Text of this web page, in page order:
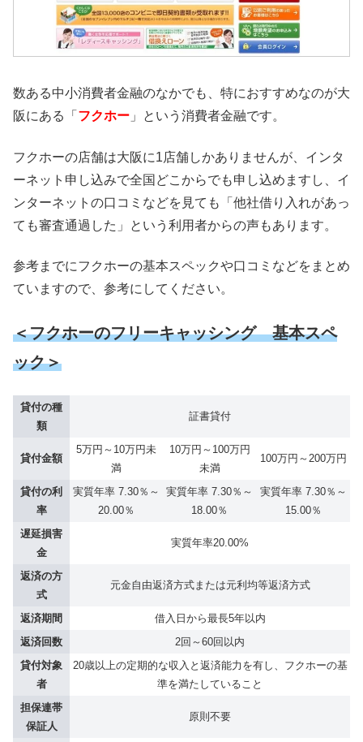
数ある中小消費者金融のなかでも、特におすすめなのが大
阪にある「 フクホー 」という消費者金融です。
フクホーの店舗は大阪に1店舗しかありませんが、インタ
ーネット申し込みで全国どこからでも申し込めますし、イ
ンターネットの口コミなどを見ても「他社借り入れがあっ
ても審査通過した」という利用者からの声もあります。
参考までにフクホーの基本スペックや口コミなどをまとめ
ていますので、参考にしてください。
＜フクホーのフリーキャッシング 基本スペ
ック＞
貸付の種
類
証書貸付
貸付金額
5万円～10万円未
満
10万円～100万円
未満
100万円～200万円
貸付の利
率
実質年率 7.30％～
20.00％
実質年率 7.30％～
18.00％
実質年率 7.30％～
15.00％
遅延損害
金
実質年率20.00%
返済の方
式
元金自由返済方式または元利均等返済方式
返済期間
借入日から最長5年以内
返済回数
2回～60回以内
貸付対象
者
20歳以上の定期的な収入と返済能力を有し、フクホーの基
準を満たしていること
担保連帯
保証人
原則不要